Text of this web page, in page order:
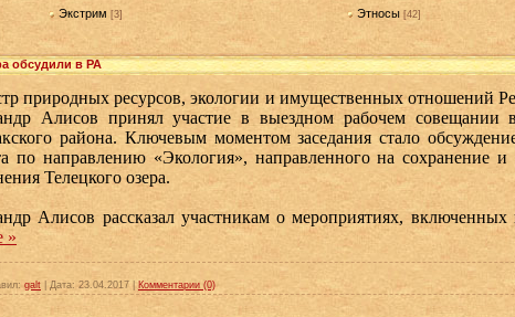
Экстрим [3] Этносы [42]
обсудили в РА
природных ресурсов, экологии и имущественных отношений
Алисов принял участие в выездном рабочем совещании
района. Ключевым моментом заседания стало
по направлению «Экология», направленного на сохранение и
Телецкого озера.
Алисов рассказал участникам о мероприятиях,
»
galt Дата: 23.04.2017 Комментарии (0)